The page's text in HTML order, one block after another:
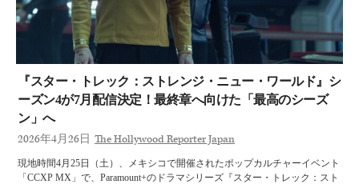
『スター・トレック：ストレンジ・ニュー・ワールド』シ
ーズン4が7月配信決定！最終章へ向けた「最高のシーズ
ン」へ
2026年4月26日 The Hollywood Reporter Japan
現地時間4月25日（土）、メキシコで開催されたポップカルチャーイベント
「CCXP MX」で、Paramount+のドラマシリーズ『スター・トレック：スト